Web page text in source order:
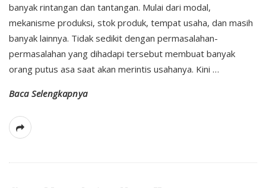
n
i
s
banyak rintangan dan tantangan. Mulai dari modal,
mekanisme produksi, stok produk, tempat usaha, dan masih
banyak lainnya. Tidak sedikit dengan permasalahan-
permasalahan yang dihadapi tersebut membuat banyak
orang putus asa saat akan merintis usahanya. Kini …
Baca Selengkapnya